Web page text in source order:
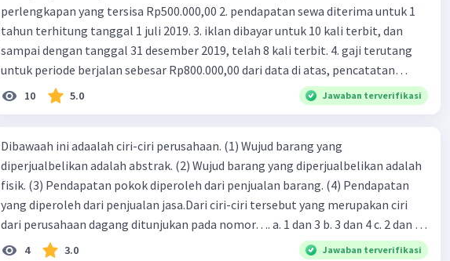
perlengkapan yang tersisa Rp500.000,00 2. pendapatan sewa diterima untuk 1
tahun terhitung tanggal 1 juli 2019. 3. iklan dibayar untuk 10 kali terbit, dan
sampai dengan tanggal 31 desember 2019, telah 8 kali terbit. 4. gaji terutang
untuk periode berjalan sebesar Rp800.000,00 dari data di atas, pencatatan
jurnal pembalik yang benar adalah ....
10 5.0 Jawaban terverifikasi
Dibawaah ini adaalah ciri-ciri perusahaan. (1) Wujud barang yang
diperjualbelikan adalah abstrak. (2) Wujud barang yang diperjualbelikan adalah
fisik. (3) Pendapatan pokok diperoleh dari penjualan barang. (4) Pendapatan
yang diperoleh dari penjualan jasa.Dari ciri-ciri tersebut yang merupakan ciri
dari perusahaan dagang ditunjukan pada nomor…. a. 1 dan 3 b. 3 dan 4 c. 2 dan 3
d. 1 dan 2 e. 2 dan 4
4 3.0 Jawaban terverifikasi